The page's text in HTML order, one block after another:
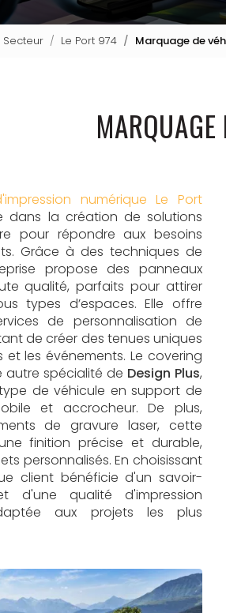
Secteur Le Port 974 Marquage de
numérique Le Port
dans la création de solutions
pour répondre aux besoins
Grâce à des techniques de
propose des panneaux
qualité, parfaits pour attirer
types d’espaces. Elle offre
de personnalisation de
de créer des tenues uniques
et les événements. Le covering
autre spécialité de Design Plus,
de véhicule en support de
et accrocheur. De plus,
de gravure laser, cette
finition précise et durable,
personnalisés. En choisissant
client bénéficie d'un savoir-
d'une qualité d'impression
aux projets les plus